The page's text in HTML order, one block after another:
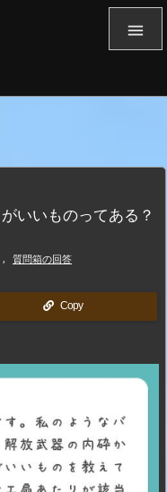

いいものってある？
, 質問箱の回答
Copy